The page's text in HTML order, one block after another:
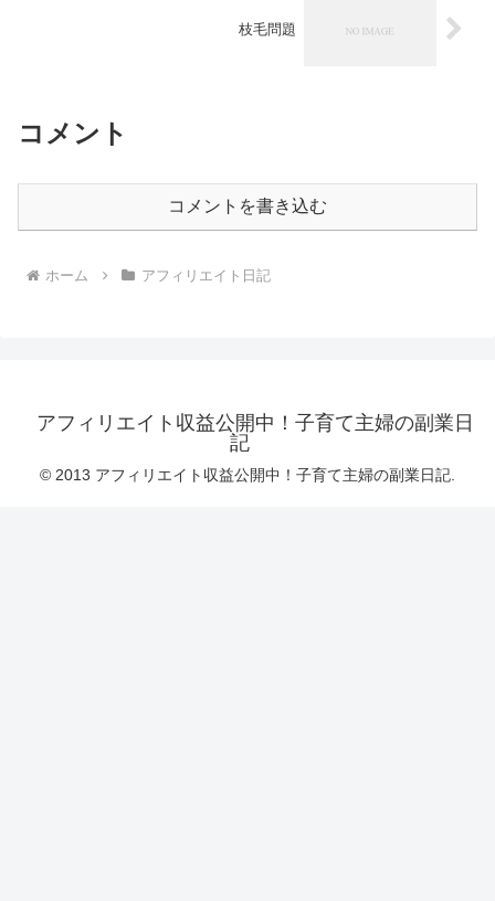
枝毛問題
コメント
コメントを書き込む
ホーム アフィリエイト日記
アフィリエイト収益公開中！子育て主婦の副業日
記
© 2013 アフィリエイト収益公開中！子育て主婦の副業日記.